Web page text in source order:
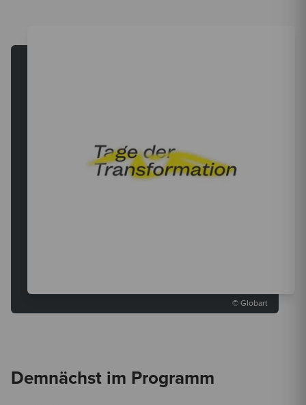
© Globart
Demnächst im Programm